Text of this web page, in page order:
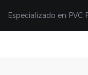
Especializado en